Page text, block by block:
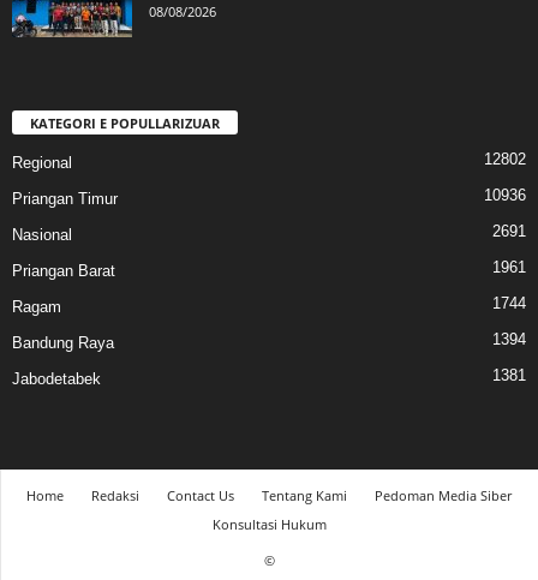
08/08/2026
KATEGORI E POPULLARIZUAR
Regional 12802
Priangan Timur 10936
Nasional 2691
Priangan Barat 1961
Ragam 1744
Bandung Raya 1394
Jabodetabek 1381
Home Redaksi Contact Us Tentang Kami
Pedoman Media Siber
Konsultasi Hukum
©